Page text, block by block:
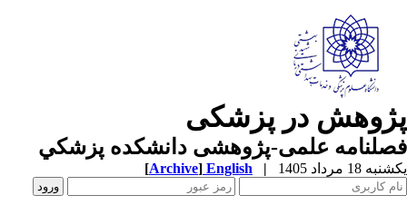
در پزشکی
علمی-پژوهشی دانشکده پزشکي
18 مرداد 1405 |
English
[Archive]